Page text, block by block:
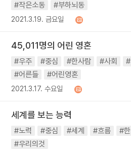
#작은소동
#부하뇌동
2021.3.19. 금요일
45,011명의 어린 영혼
#우주 #중심 #한사람 #사회
#어른들
#어린영혼
2021.3.17. 수요일
세계를 보는 능력
#노력 #중심 #세계 #흐름 #
#우리의것